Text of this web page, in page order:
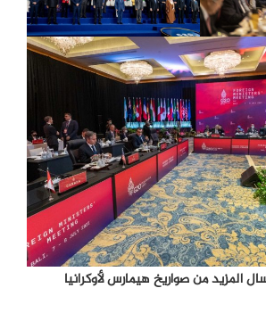
المزيد من صواريخ هيمارس لأوكرانيا